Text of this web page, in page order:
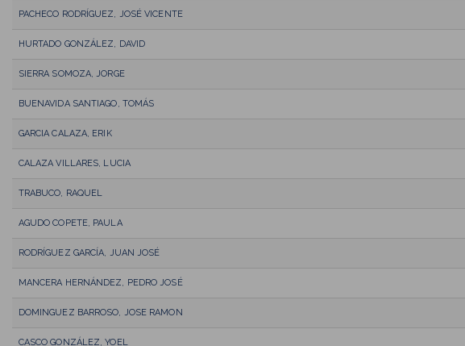
PACHECO RODRÍGUEZ, JOSÉ VICENTE
HURTADO GONZÁLEZ, DAVID
SIERRA SOMOZA, JORGE
BUENAVIDA SANTIAGO, TOMÁS
GARCIA CALAZA, ERIK
CALAZA VILLARES, LUCIA
TRABUCO, RAQUEL
AGUDO COPETE, PAULA
RODRÍGUEZ GARCÍA, JUAN JOSÉ
MANCERA HERNÁNDEZ, PEDRO JOSÉ
DOMINGUEZ BARROSO, JOSE RAMON
CASCO GONZÁLEZ, YOEL